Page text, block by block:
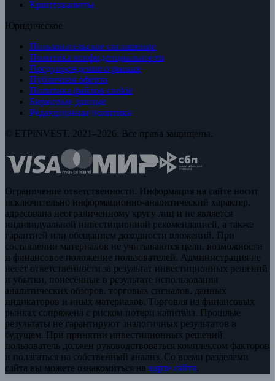
Криптовалюты
Юридическое
Пользовательское соглашение
Политика конфиденциальности
Предупреждение о рисках
Публичная оферта
Политика файлов cookie
Биржевые данные
Редакционная политика
© ETPINVEST, 2021–2026. Все права защищены.
Ограничение ответственности. Информация на сайте носит
исключительно информационно-аналитический характер,
адресована неограниченному кругу лиц и не является
индивидуальной инвестиционной рекомендацией, а также
гарантией или обещанием доходности вложений. При
составлении материалов не учитываются цели, возможности
и финансовое положение пользователей. Администрация не
несёт ответственности за результат инвестиционных решений
и убытки, понесённые в результате использования
аналитических обзоров, торговых сигналов, данных
индикаторов и иных материалов. Торговля на финансовых
рынках сопряжена с риском потери капитала. Прошлые
результаты не гарантируют аналогичных результатов в
будущем. При принятии инвестиционных решений
пользователь должен руководствоваться комплексом факторов
и полагаться на собственный анализ. Со всеми разделами
сайта вы можете ознакомиться на карте сайта.